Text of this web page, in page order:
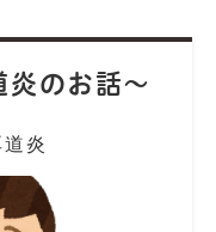
のお話〜
炎